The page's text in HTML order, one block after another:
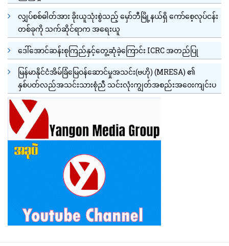
လျှပ်စစ်ဓါတ်အား ခိုးယူသုံးစွဲသည့် မှော်ဘီမြို့နယ်ရှိ ကော်စေ့လုပ်ငန်း
တစ်ခုကို သက်ဆိုင်ရာက အရေးယူ
ဒေါ်အောင်ဆန်းစုကြည်နှင့်တွေ့ဆုံခဲ့ကြောင်း ICRC အတည်ပြု
မြန်မာနိုင်ငံအိမ်ခြံမြေဝန်ဆောင်မှုအသင်း(ဗဟို) (MRESA) ၏
နှစ်ပတ်လည်အသင်းသားစုံညီ သင်းလုံးကျွတ်အစည်းအဝေးကျင်းပ